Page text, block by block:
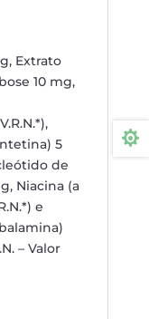
Extrato
10 mg,
5
de
Niacina (a
e
– Valor
